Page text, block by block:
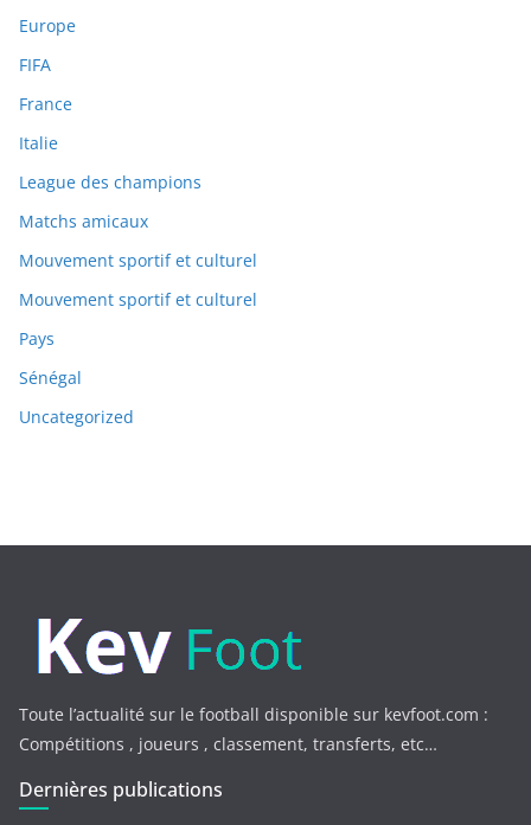
Europe
FIFA
France
Italie
League des champions
Matchs amicaux
Mouvement sportif et culturel
Mouvement sportif et culturel
Pays
Sénégal
Uncategorized
Toute l’actualité sur le football disponible sur kevfoot.com :
Compétitions , joueurs , classement, transferts, etc…
Dernières publications